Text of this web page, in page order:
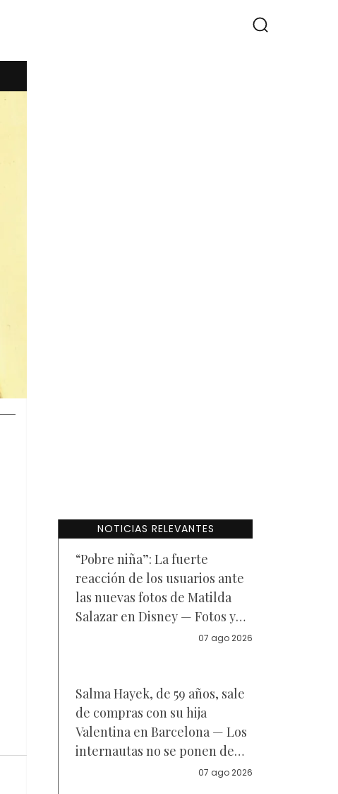
NOTICIAS RELEVANTES
“Pobre niña”: La fuerte
reacción de los usuarios ante
las nuevas fotos de Matilda
Salazar en Disney — Fotos y
07 ago 2026
Salma Hayek, de 59 años, sale
de compras con su hija
Valentina en Barcelona — Los
internautas no se ponen de
acuerdo sobre a quién se07 ago 2026